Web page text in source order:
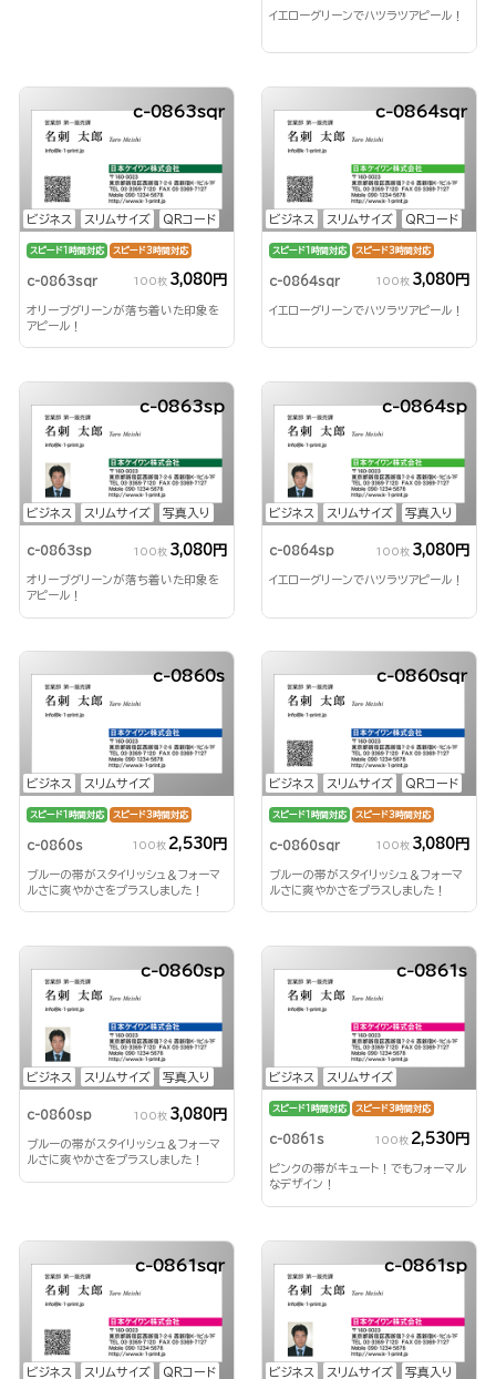
イエローグリーンでハツラツアピール！
ビジネス スリムサイズ QRコード
c-0863sqr
スピード1時間対応 スピード3時間対応
c-0863sqr 100枚 3,080円
オリーブグリーンが落ち着いた印象を
アピール！
ビジネス スリムサイズ QRコード
c-0864sqr
スピード1時間対応 スピード3時間対応
c-0864sqr 100枚 3,080円
イエローグリーンでハツラツアピール！
ビジネス スリムサイズ 写真入り
c-0863sp
c-0863sp 100枚 3,080円
オリーブグリーンが落ち着いた印象を
アピール！
ビジネス スリムサイズ 写真入り
c-0864sp
c-0864sp 100枚 3,080円
イエローグリーンでハツラツアピール！
ビジネス スリムサイズ
c-0860s
スピード1時間対応 スピード3時間対応
c-0860s 100枚 2,530円
ブルーの帯がスタイリッシュ＆フォーマ
ルさに爽やかさをプラスしました！
ビジネス スリムサイズ QRコード
c-0860sqr
スピード1時間対応 スピード3時間対応
c-0860sqr 100枚 3,080円
ブルーの帯がスタイリッシュ＆フォーマ
ルさに爽やかさをプラスしました！
ビジネス スリムサイズ 写真入り
c-0860sp
c-0860sp 100枚 3,080円
ブルーの帯がスタイリッシュ＆フォーマ
ルさに爽やかさをプラスしました！
ビジネス スリムサイズ
c-0861s
スピード1時間対応 スピード3時間対応
c-0861s 100枚 2,530円
ピンクの帯がキュート！でもフォーマル
なデザイン！
ビジネス スリムサイズ QRコード
c-0861sqr
ビジネス スリムサイズ 写真入り
c-0861sp